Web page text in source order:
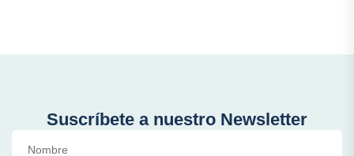
Suscríbete a nuestro Newsletter